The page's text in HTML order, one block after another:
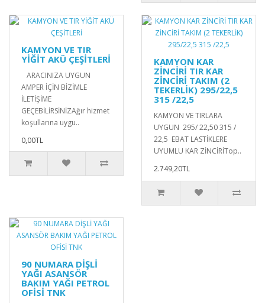
KAMYON VE TIR
YİĞİT AKÜ ÇEŞİTLERİ
ARACINIZA UYGUN
AMPER İÇİN BİZİMLE
İLETİŞİME
GEÇEBİLİRSİNİZAğır hizmet
koşullarına uygu..
0,00TL
KAMYON KAR
ZİNCİRİ TIR KAR
ZİNCİRİ TAKIM (2
TEKERLİK) 295/22,5
315 /22,5
KAMYON VE TIRLARA
UYGUN 295/ 22,50 315 /
22,5 EBAT LASTİKLERE
UYUMLU KAR ZİNCİRİTop..
2.749,20TL
90 NUMARA DİŞLİ
YAĞI ASANSÖR
BAKIM YAĞI PETROL
OFİSİ TNK